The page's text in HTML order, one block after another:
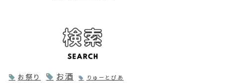
お祭り お酒
りゅーとぴあ